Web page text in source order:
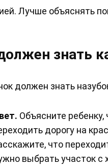
Лучше объяснять
знать
должен знать
Объясните
дорогу на
что
выбрать участок